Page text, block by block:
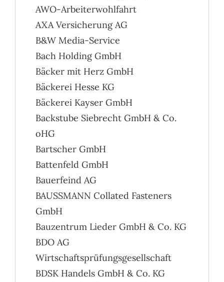
AWO-Arbeiterwohlfahrt
AXA Versicherung AG
B&W Media-Service
Bach Holding GmbH
Bäcker mit Herz GmbH
Bäckerei Hesse KG
Bäckerei Kayser GmbH
Backstube Siebrecht GmbH & Co.
oHG
Bartscher GmbH
Battenfeld GmbH
Bauerfeind AG
BAUSSMANN Collated Fasteners
GmbH
Bauzentrum Lieder GmbH & Co. KG
BDO AG
Wirtschaftsprüfungsgesellschaft
BDSK Handels GmbH & Co. KG